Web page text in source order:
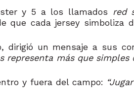
y 5 a los llamados red
que cada jersey
dirigió un mensaje a sus
más que
y fuera del campo: